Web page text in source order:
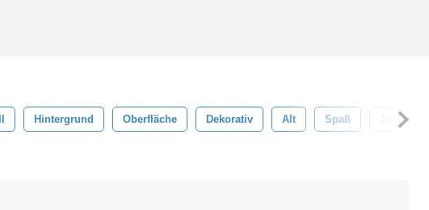
Hintergrund Oberfläche Dekorativ Alt Spaß Zuhause